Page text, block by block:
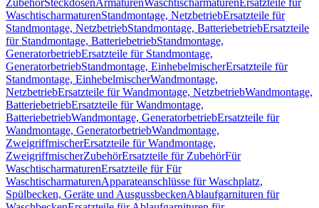
ZubehörSteckdosenArmaturenWaschtischarmaturen Ersatzteile für
WaschtischarmaturenStandmontage, NetzbetriebErsatzteile für
Standmontage, NetzbetriebStandmontage, BatteriebetriebErsatzteile
für Standmontage, BatteriebetriebStandmontage,
GeneratorbetriebErsatzteile für Standmontage,
GeneratorbetriebStandmontage, EinhebelmischerErsatzteile für
Standmontage, EinhebelmischerWandmontage,
NetzbetriebErsatzteile für Wandmontage, NetzbetriebWandmontage,
BatteriebetriebErsatzteile für Wandmontage,
BatteriebetriebWandmontage, GeneratorbetriebErsatzteile für
Wandmontage, GeneratorbetriebWandmontage,
ZweigriffmischerErsatzteile für Wandmontage,
ZweigriffmischerZubehörErsatzteile für ZubehörFür
WaschtischarmaturenErsatzteile für Für
WaschtischarmaturenApparateanschlüsse für Waschplatz,
Spülbecken, Geräte und AusgussbeckenAblaufgarnituren für